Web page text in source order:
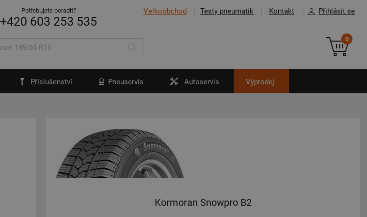
Velkoobchod Testy pneumatik Kontakt Přihlásit se
Potřebujete poradit?
+420 603 253 535
0
Příslušenství Pneuservis Autoservis Výprodej
Kormoran Snowpro B2